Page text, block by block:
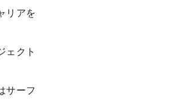
リアを
ェクト
サーフ